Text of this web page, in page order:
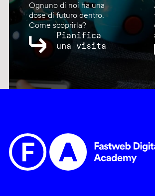
Ognuno di noi ha una
dose di futuro dentro.
Come scoprirla?
Pianifica
una visita